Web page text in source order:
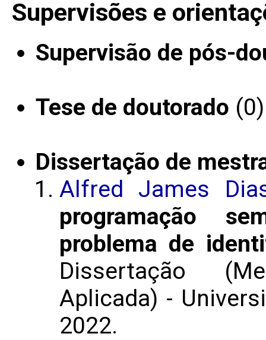
Supervisões e
Supervisão de pós-
Tese de doutorado (0)
Dissertação de
Alfred James
programação
problema de
Dissertação
Aplicada) -
2022.